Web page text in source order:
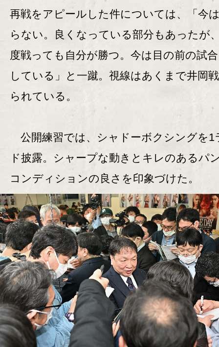
再戦をアピールした件については、「今
らない。良くなっている部分もあったが
度戦っても自分が勝つ。今は目の前の試
している」と一蹴。視線はあくまで井岡
られている。
公開練習では、シャドーボクシングを1
ド披露。シャープな動きとキレのあるパ
コンディションの良さを印象づけた。